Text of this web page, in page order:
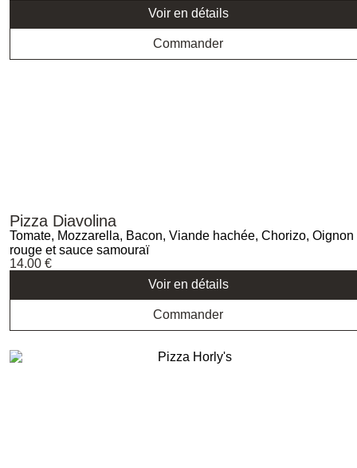
Voir en détails
Commander
Pizza Diavolina
Tomate, Mozzarella, Bacon, Viande hachée, Chorizo, Oignon
rouge et sauce samouraï
14.00 €
Voir en détails
Commander